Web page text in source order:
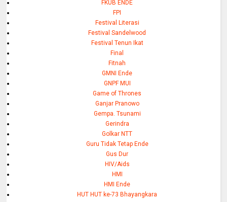
FKUB ENDE
FPI
Festival Literasi
Festival Sandelwood
Festival Tenun Ikat
Final
Fitnah
GMNI Ende
GNPF MUI
Game of Thrones
Ganjar Pranowo
Gempa. Tsunami
Gerindra
Golkar NTT
Guru Tidak Tetap Ende
Gus Dur
HIV/Aids
HMI
HMI Ende
HUT HUT ke-73 Bhayangkara